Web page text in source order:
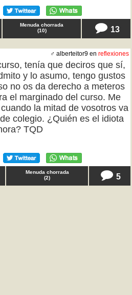
Menuda chorrada
(10) 13
♂ alberteitor9 en reflexiones
tenía que deciros que sí,
y lo asumo, tengo gustos
no os da derecho a meteros
el marginado del curso. Me
la mitad de vosotros va
colegio. ¿Quién es el idiota
TQD
Menuda chorrada
(2) 5